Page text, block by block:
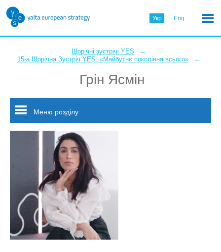
Укр Eng
Щорічні зустрічі YES ←
15-а Щорічна Зустріч YES: «Майбутнє покоління всього» ←
Грін Ясмін
Меню розділу